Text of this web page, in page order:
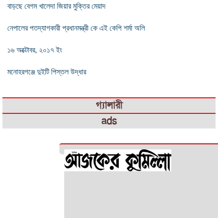
বাড়ছে বেগম খালেদা জিয়ার মুক্তির মেয়াদ
নেপালের পতদ্যাগকারী প্রধানমন্ত্রী কে এই কেপি শর্মা অলি
১৬ অক্টোবর, ২০১৭ ইং
মনোহরগঞ্জে দুইটি পিস্তল উদ্ধার
গ্যালারী
ads